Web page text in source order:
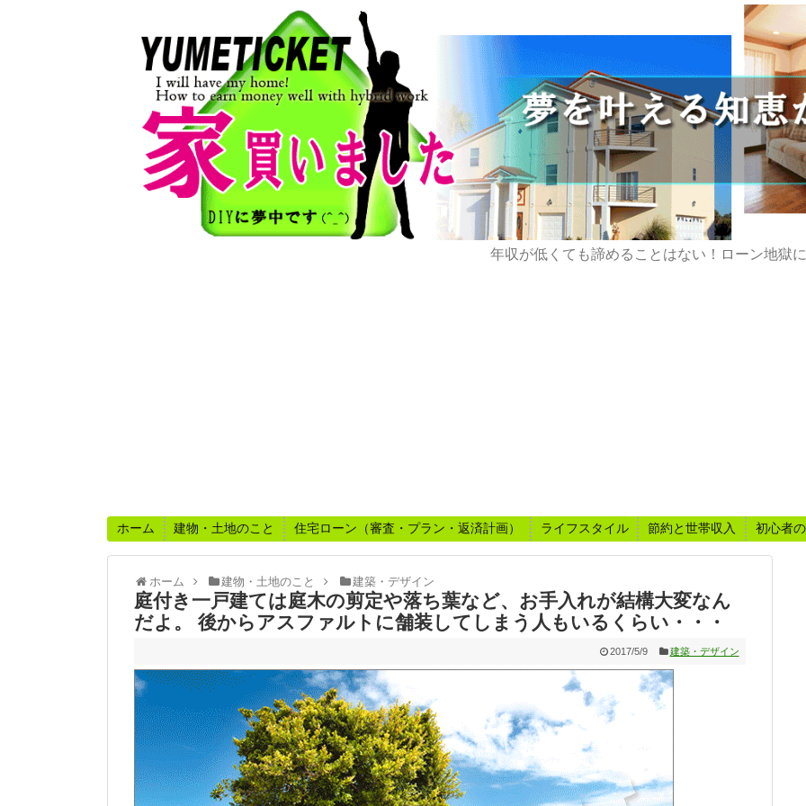
年収が低くても諦めることはない！ローン地獄
ホーム 建物・土地のこと 住宅ローン（審査・プラン・返済計画） ライフスタイル 節約と世帯収入 初心者
ホーム 建物・土地のこと 建築・デザイン
庭付き一戸建ては庭木の剪定や落ち葉など、お手入れが結構大変なん
だよ。 後からアスファルトに舗装してしまう人もいるくらい・・・
2017/5/9 建築・デザイン